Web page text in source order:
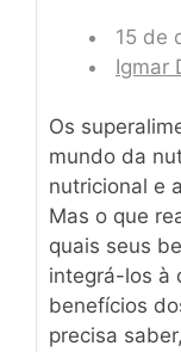
15 de
Igmar
Os
mundo da
nutricional e
Mas o que
quais seus
integrá-los à
benefícios
precisa